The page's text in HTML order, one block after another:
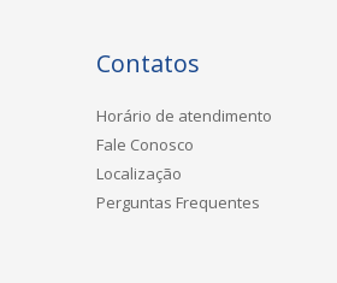
Contatos
Horário de atendimento
Fale Conosco
Localização
Perguntas Frequentes